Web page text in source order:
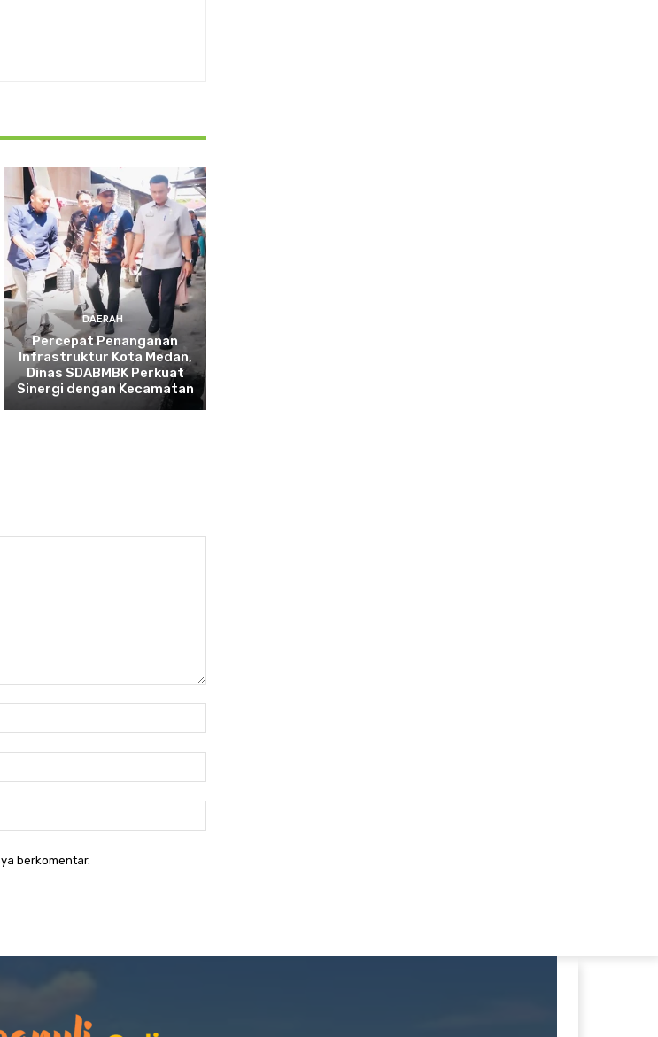
DAERAH
Percepat Penanganan
Infrastruktur Kota Medan,
Dinas SDABMBK Perkuat
Sinergi dengan Kecamatan
berkomentar.